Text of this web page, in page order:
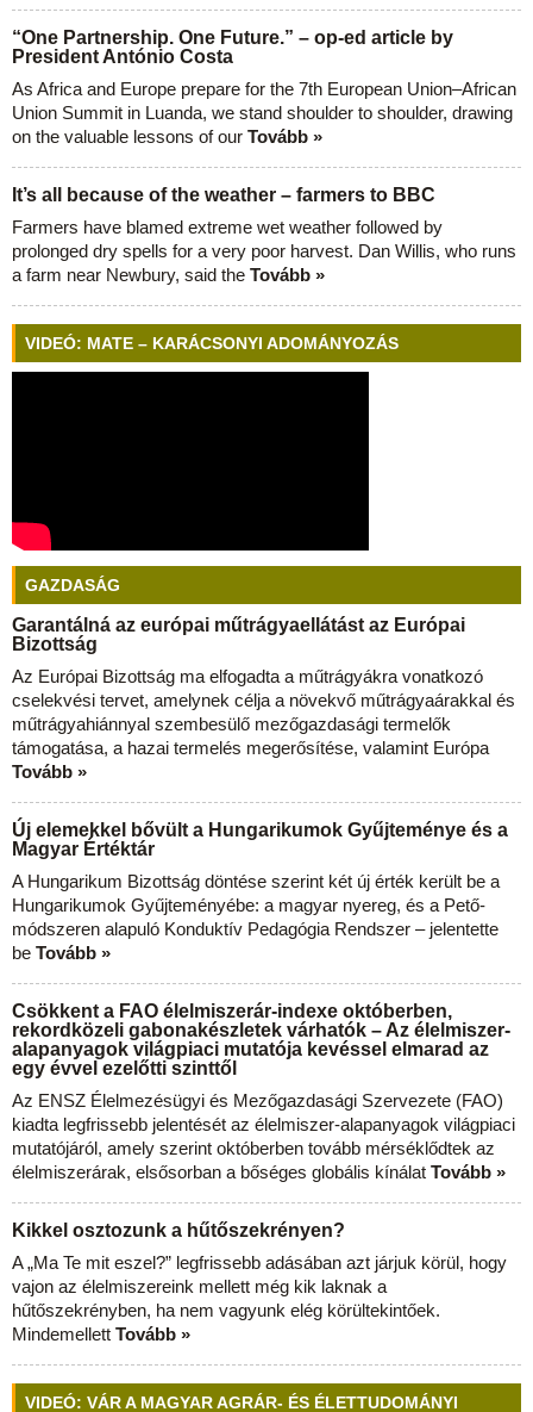
“One Partnership. One Future.” – op-ed article by
President António Costa
As Africa and Europe prepare for the 7th European Union–African
Union Summit in Luanda, we stand shoulder to shoulder, drawing
on the valuable lessons of our Tovább »
It’s all because of the weather – farmers to BBC
Farmers have blamed extreme wet weather followed by
prolonged dry spells for a very poor harvest. Dan Willis, who runs
a farm near Newbury, said the Tovább »
VIDEÓ: MATE – KARÁCSONYI ADOMÁNYOZÁS
GAZDASÁG
Garantálná az európai műtrágyaellátást az Európai
Bizottság
Az Európai Bizottság ma elfogadta a műtrágyákra vonatkozó
cselekvési tervet, amelynek célja a növekvő műtrágyaárakkal és
műtrágyahiánnyal szembesülő mezőgazdasági termelők
támogatása, a hazai termelés megerősítése, valamint Európa
Tovább »
Új elemekkel bővült a Hungarikumok Gyűjteménye és a
Magyar Értéktár
A Hungarikum Bizottság döntése szerint két új érték került be a
Hungarikumok Gyűjteményébe: a magyar nyereg, és a Pető-
módszeren alapuló Konduktív Pedagógia Rendszer – jelentette
be Tovább »
Csökkent a FAO élelmiszerár-indexe októberben,
rekordközeli gabonakészletek várhatók – Az élelmiszer-
alapanyagok világpiaci mutatója kevéssel elmarad az
egy évvel ezelőtti szinttől
Az ENSZ Élelmezésügyi és Mezőgazdasági Szervezete (FAO)
kiadta legfrissebb jelentését az élelmiszer-alapanyagok világpiaci
mutatójáról, amely szerint októberben tovább mérséklődtek az
élelmiszerárak, elsősorban a bőséges globális kínálat Tovább »
Kikkel osztozunk a hűtőszekrényen?
A „Ma Te mit eszel?” legfrissebb adásában azt járjuk körül, hogy
vajon az élelmiszereink mellett még kik laknak a
hűtőszekrényben, ha nem vagyunk elég körültekintőek.
Mindemellett Tovább »
VIDEÓ: VÁR A MAGYAR AGRÁR- ÉS ÉLETTUDOMÁNYI